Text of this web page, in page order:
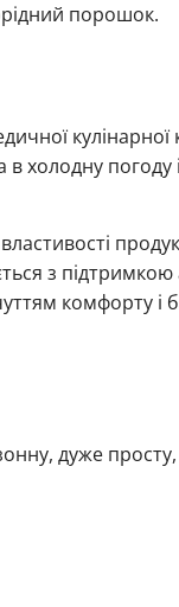
порошок.
кулінарної
холодну погоду і
з підтримкою
комфорту і
дуже